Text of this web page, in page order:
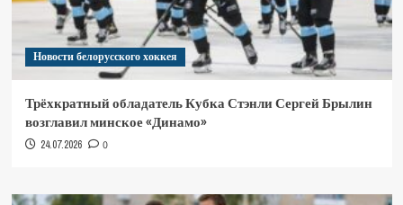
Новости белорусского хоккея
Трёхкратный обладатель Кубка Стэнли Сергей Брылин
возглавил минское «Динамо»
24.07.2026 0